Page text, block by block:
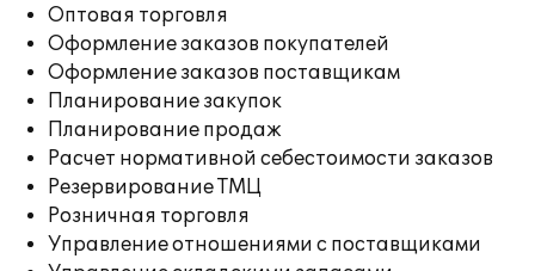
Оптовая торговля
Оформление заказов покупателей
Оформление заказов поставщикам
Планирование закупок
Планирование продаж
Расчет нормативной себестоимости заказов
Резервирование ТМЦ
Розничная торговля
Управление отношениями с поставщиками